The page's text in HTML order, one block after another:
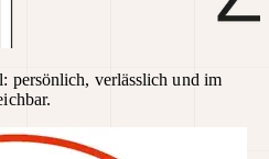
persönlich, verlässlich und im